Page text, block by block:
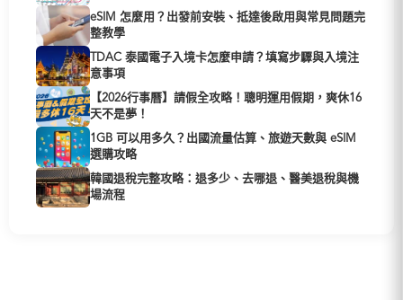
eSIM 怎麼用？出發前安裝、抵達後啟用與常見問題完
整教學
TDAC 泰國電子入境卡怎麼申請？填寫步驟與入境注
意事項
【2026行事曆】請假全攻略！聰明運用假期，爽休16
天不是夢！
1GB 可以用多久？出國流量估算、旅遊天數與 eSIM
選購攻略
韓國退稅完整攻略：退多少、去哪退、醫美退稅與機
場流程